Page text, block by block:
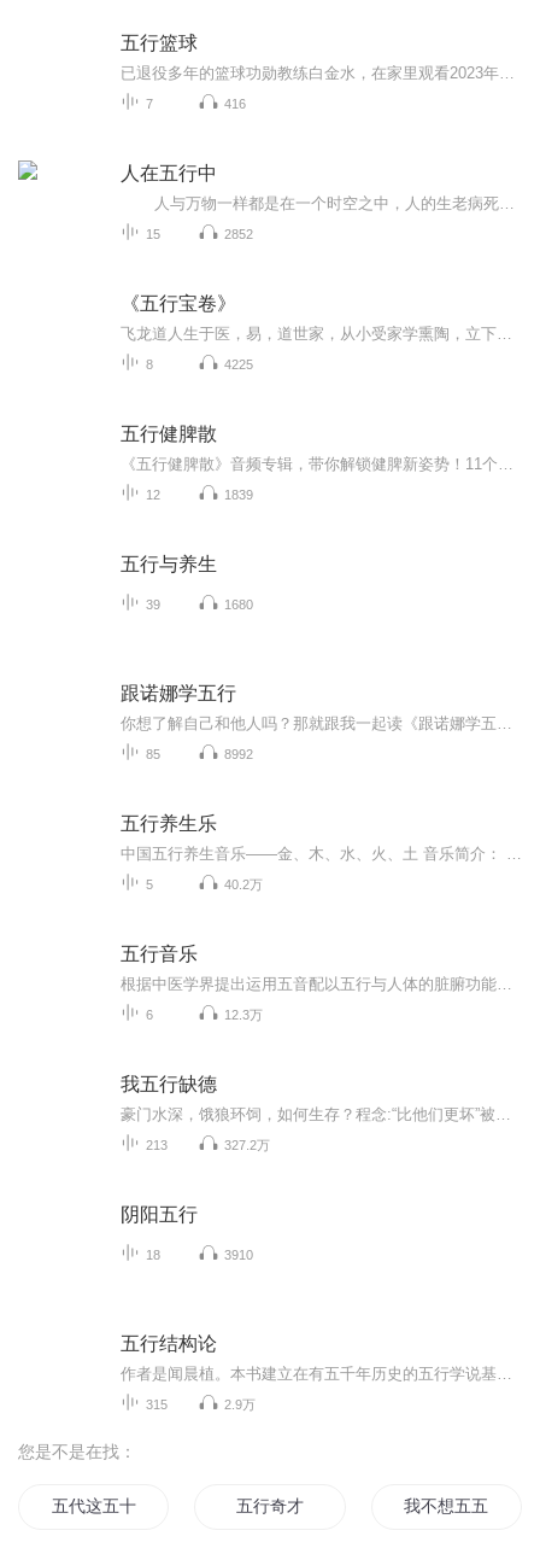
五行篮球
7 416
人在五行中
15 2852
《五行宝卷》
8 4225
五行健脾散
12 1839
五行与养生
39 1680
跟诺娜学五行
85 8992
五行养生乐
5 40.2万
五行音乐
6 12.3万
我五行缺德
213 327.2万
阴阳五行
18 3910
五行结构论
315 2.9万
您是不是在找：
五代这五十三年 五行奇才 我不想五五开